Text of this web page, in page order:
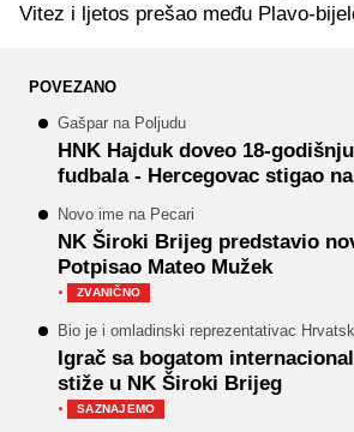
Vitez i ljetos prešao među Plavo-
POVEZANO
Gašpar na Poljudu
HNK Hajduk doveo 18-
fudbala - Hercegovac stigao
Novo ime na Pecari
NK Široki Brijeg predstavio
Potpisao Mateo Mužek
· ZVANIČNO
Bio je i omladinski reprezentativac
Igrač sa bogatom
stiže u NK Široki Brijeg
· SAZNAJEMO